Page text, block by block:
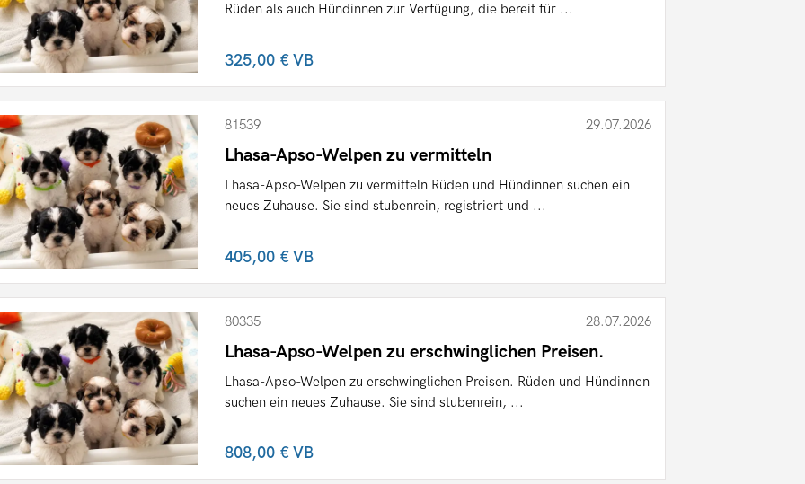
Rüden als auch Hündinnen zur Verfügung, die bereit für ...
325,00 €VB
81539 29.07.2026
Lhasa-Apso-Welpen zu vermitteln
Lhasa-Apso-Welpen zu vermitteln Rüden und Hündinnen suchen ein
neues Zuhause. Sie sind stubenrein, registriert und ...
405,00 €VB
80335 28.07.2026
Lhasa-Apso-Welpen zu erschwinglichen Preisen.
Lhasa-Apso-Welpen zu erschwinglichen Preisen. Rüden und Hündinnen
suchen ein neues Zuhause. Sie sind stubenrein, ...
808,00 €VB